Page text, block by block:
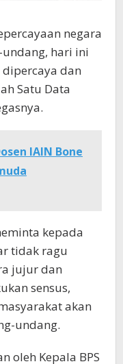
negara
hari ini
dan
Satu Data
IAIN Bone
kepada
tidak ragu
jujur dan
sensus,
akan
undang.
oleh Kepala BPS